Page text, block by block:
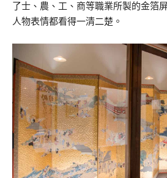
了士、農、工、商等職業所製的金箔
人物表情都看得一清二楚。